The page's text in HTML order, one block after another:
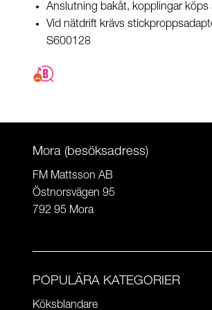
Anslutning bakåt, kopplingar köps
Vid nätdrift krävs
S600128
Mora (besöksadress)
FM Mattsson AB
Östnorsvägen 95
792 95 Mora
POPULÄRA KATEGORIER
Köksblandare